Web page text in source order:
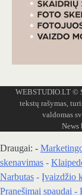
WEBSTUDIO.LT ©
tekstų rašymas,
valdomas
News
Draugai: -
skenavimas -
Narbutas - Įvaizdžio
Pranešimai spaudai -